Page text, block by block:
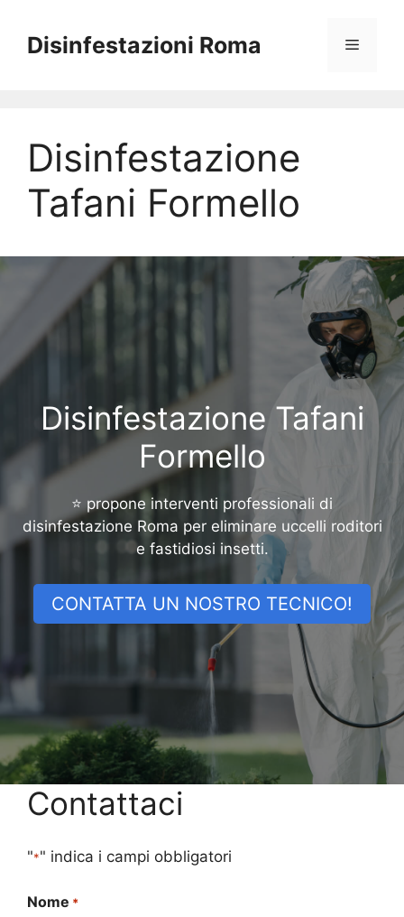
contenuto
Disinfestazioni Roma Menu
Disinfestazione
Tafani Formello
Disinfestazione Tafani
Formello
⭐ propone interventi professionali di
disinfestazione Roma per eliminare uccelli roditori
e fastidiosi insetti.
CONTATTA UN NOSTRO TECNICO!
Contattaci
"*" indica i campi obbligatori
Nome *